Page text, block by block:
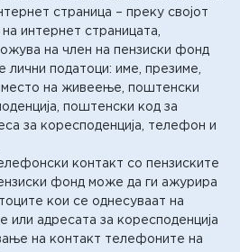
страница – преку својот
интернет страницата,
на член на пензиски фонд
лични податоци: име, презиме,
на живеење, поштенски
поштенски код за
за коресподенција, телефон и
контакт со пензиските
фонд може да ги ажурира
кои се однесуваат на
или адресата за коресподенција
на контакт телефоните на